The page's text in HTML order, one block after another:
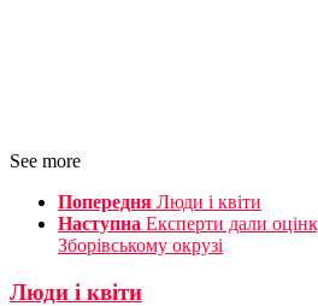
See more
Попередня Люди і квіти
Наступна Експерти дали
Зборівському окрузі
Люди і квіти